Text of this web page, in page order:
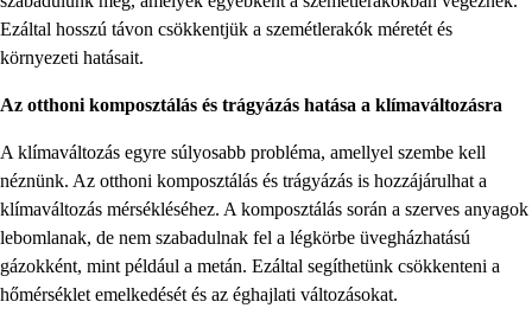
Ezáltal hosszú távon csökkentjük a szemétlerakók méretét és
környezeti hatásait.
Az otthoni komposztálás és trágyázás hatása a klímaváltozásra
A klímaváltozás egyre súlyosabb probléma, amellyel szembe kell
néznünk. Az otthoni komposztálás és trágyázás is hozzájárulhat a
klímaváltozás mérsékléséhez. A komposztálás során a szerves anyagok
lebomlanak, de nem szabadulnak fel a légkörbe üvegházhatású
gázokként, mint például a metán. Ezáltal segíthetünk csökkenteni a
hőmérséklet emelkedését és az éghajlati változásokat.